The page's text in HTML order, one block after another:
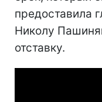
предоставила
Николу
отставку.